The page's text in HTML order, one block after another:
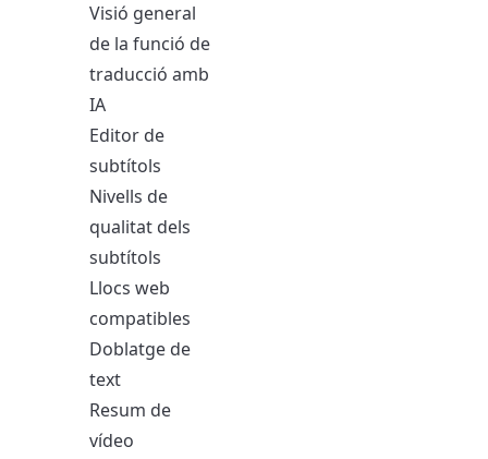
Visió general
de la funció de
traducció amb
IA
Editor de
subtítols
Nivells de
qualitat dels
subtítols
Llocs web
compatibles
Doblatge de
text
Resum de
vídeo